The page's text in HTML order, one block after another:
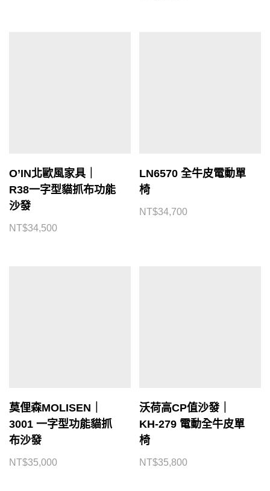
O’IN北歐風家具｜
R38一字型貓抓布功能
沙發
NT$34,500
LN6570 全牛皮電動單
椅
NT$34,700
莫俚森MOLISEN｜
3001 一字型功能貓抓
布沙發
NT$35,000
沃荷高CP值沙發｜
KH-279 電動全牛皮單
椅
NT$35,800